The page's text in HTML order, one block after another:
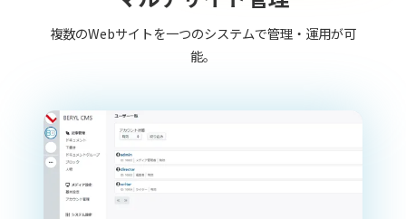
複数のWebサイトを一つのシステムで管理・運用が可
能。